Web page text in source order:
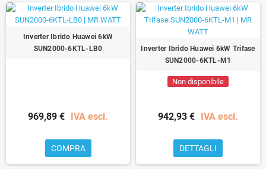
Inverter Ibrido Huawei 6kW
SUN2000-6KTL-LB0
969,89 € IVA escl.
COMPRA
Inverter Ibrido Huawei 6kW Trifase
SUN2000-6KTL-M1
Non disponibile
942,93 € IVA escl.
DETTAGLI